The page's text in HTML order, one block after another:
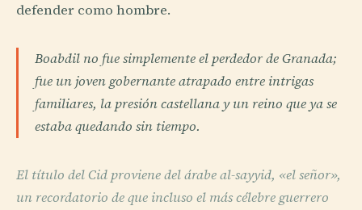
defender como hombre.
Boabdil no fue simplemente el perdedor de Granada;
fue un joven gobernante atrapado entre intrigas
familiares, la presión castellana y un reino que ya se
estaba quedando sin tiempo.
El título del Cid proviene del árabe al-sayyid, «el señor»,
un recordatorio de que incluso el más célebre guerrero